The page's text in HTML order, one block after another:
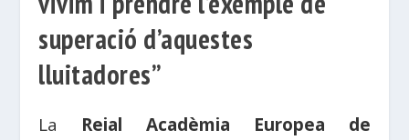
superació d’aquestes
lluitadores”
La Reial Acadèmia Europea de